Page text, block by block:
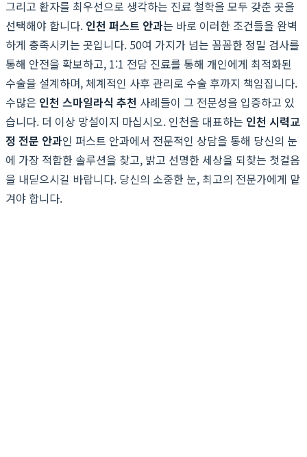
그리고 환자를 최우선으로 생각하는 진료 철학을 모두 갖춘 곳을
선택해야 합니다. 인천 퍼스트 안과는 바로 이러한 조건들을 완벽
하게 충족시키는 곳입니다. 50여 가지가 넘는 꼼꼼한 정밀 검사를
통해 안전을 확보하고, 1:1 전담 진료를 통해 개인에게 최적화된
수술을 설계하며, 체계적인 사후 관리로 수술 후까지 책임집니다.
수많은 인천 스마일라식 추천 사례들이 그 전문성을 입증하고 있
습니다. 더 이상 망설이지 마십시오. 인천을 대표하는 인천 시력교
정 전문 안과인 퍼스트 안과에서 전문적인 상담을 통해 당신의 눈
에 가장 적합한 솔루션을 찾고, 밝고 선명한 세상을 되찾는 첫걸음
을 내딛으시길 바랍니다. 당신의 소중한 눈, 최고의 전문가에게 맡
겨야 합니다.